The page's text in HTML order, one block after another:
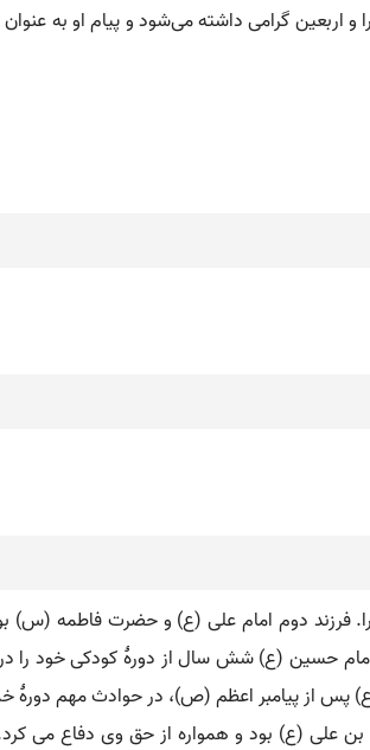
و اربعین گرامی داشته می‌شود و پیام او به
فرزند دوم امام علی (ع) و حضرت فاطمه
امام حسین (ع) شش سال از دورۀ کودکی خود
پس از پیامبر اعظم (ص)، در حوادث مهم
علی (ع) بود و همواره از حق وی دفاع می